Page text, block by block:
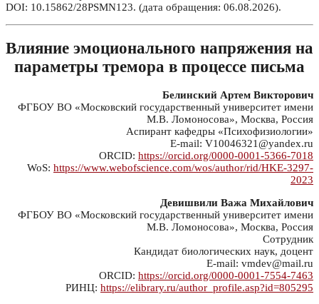
DOI: 10.15862/28PSMN123. (дата обращения: 06.08.2026).
Влияние эмоционального напряжения на
параметры тремора в процессе письма
Белинский Артем Викторович
ФГБОУ ВО «Московский государственный университет имени
М.В. Ломоносова», Москва, Россия
Аспирант кафедры «Психофизиологии»
E-mail: V10046321@yandex.ru
ORCID: https://orcid.org/0000-0001-5366-7018
WoS: https://www.webofscience.com/wos/author/rid/HKE-3297-
2023
Девишвили Важа Михайлович
ФГБОУ ВО «Московский государственный университет имени
М.В. Ломоносова», Москва, Россия
Сотрудник
Кандидат биологических наук, доцент
E-mail: vmdev@mail.ru
ORCID: https://orcid.org/0000-0001-7554-7463
РИНЦ: https://elibrary.ru/author_profile.asp?id=805295